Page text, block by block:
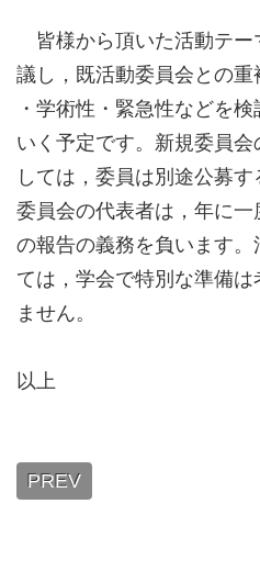
皆様から頂いた活動テー
議し，既活動委員会との重
・学術性・緊急性などを
いく予定です。新規委員会
しては，委員は別途公募
委員会の代表者は，年に一
の報告の義務を負います
ては，学会で特別な準備は
ません。
以上
PREV